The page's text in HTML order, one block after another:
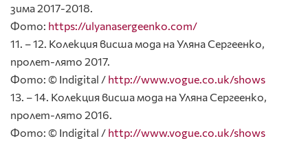
зима 2017-2018.
Фото: https://ulyanasergeenko.com/
11. – 12. Колекция висша мода на Уляна Сергеенко,
пролет-лято 2017.
Фото: © Indigital / http://www.vogue.co.uk/shows
13. – 14. Колекция висша мода на Уляна Сергеенко,
пролет-лято 2016.
Фото: © Indigital / http://www.vogue.co.uk/shows